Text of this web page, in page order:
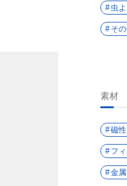
虫
そ
素材
磁
フ
金